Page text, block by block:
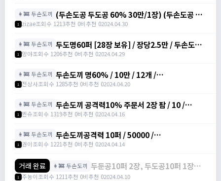
👩‍🚒 두손도끼 (두손도공 두도공 60% 30만/1장) (두손도공 두
도공 10% 30만/12장) / . /
1 zizae조회수 1213추천 0비추천 02024.04.30
👩‍🚒 두손도끼 두도명60퍼 [28장 보유] / 장당2.5만 / 두손도끼
명중률 /
1 망야조회수 1206추천 0비추천 02024.04.29
👩‍🚒 두손도끼 두손도끼 명60% / 10만 / 12개 /
https://open.kakao.com/o/smJBBuRd
1 전상사조회수 1285추천 0비추천 02024.04.20
👩‍🚒 두손도끼 두손도끼 공격력10% 주문서 2장 팜 / 10 /
https://open.kakao.com/o/szg8qElg
1 찐슈조회수 1319추천 0비추천 02024.04.16
👩‍🚒 두손도끼 두손도끼공격력 10퍼 / 50000 /
https://open.kakao.com/o/gekac1lg
1 권이조회수 1221추천 0비추천 02024.04.14
거래 완료 👩‍🚒 두손도끼 두둔공10퍼 2장, 두도공10퍼 1장팝
니다. / 1장에 3만메소 /
1 주농이조회수 1211추천 0비추천 02024.04.10